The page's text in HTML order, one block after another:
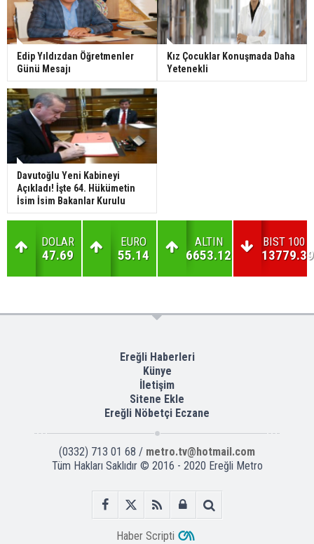
Edip Yıldızdan Öğretmenler
Günü Mesajı
Kız Çocuklar Konuşmada Daha
Yetenekli
Davutoğlu Yeni Kabineyi
Açıkladı! İşte 64. Hükümetin
İsim İsim Bakanlar Kurulu
DOLAR
47.69
EURO
55.14
ALTIN
6653.12
BIST 100
13779.39
Ereğli Haberleri
Künye
İletişim
Sitene Ekle
Ereğli Nöbetçi Eczane
(0332) 713 01 68 / metro.tv@hotmail.com
Tüm Hakları Saklıdır © 2016 - 2020 Ereğli Metro
Haber Scripti